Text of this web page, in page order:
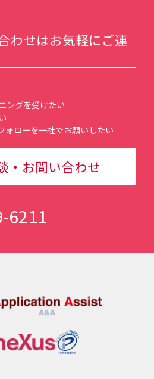
わせはお気軽にご連
ングを受けたい
ォローを一社でお願いしたい
・お問い合わせ
6211